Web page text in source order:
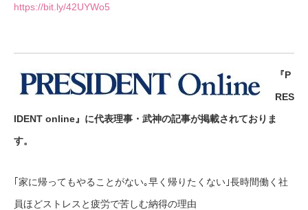
https://bit.ly/42UYWo5
『P
RES
IDENT online』に代表理事・武神の記事が掲載されておりま
す。
｢家に帰ってもやることがない｡早く帰りたくない｣長時間働く社
員ほどストレスと疲労で苦しむ納得の理由